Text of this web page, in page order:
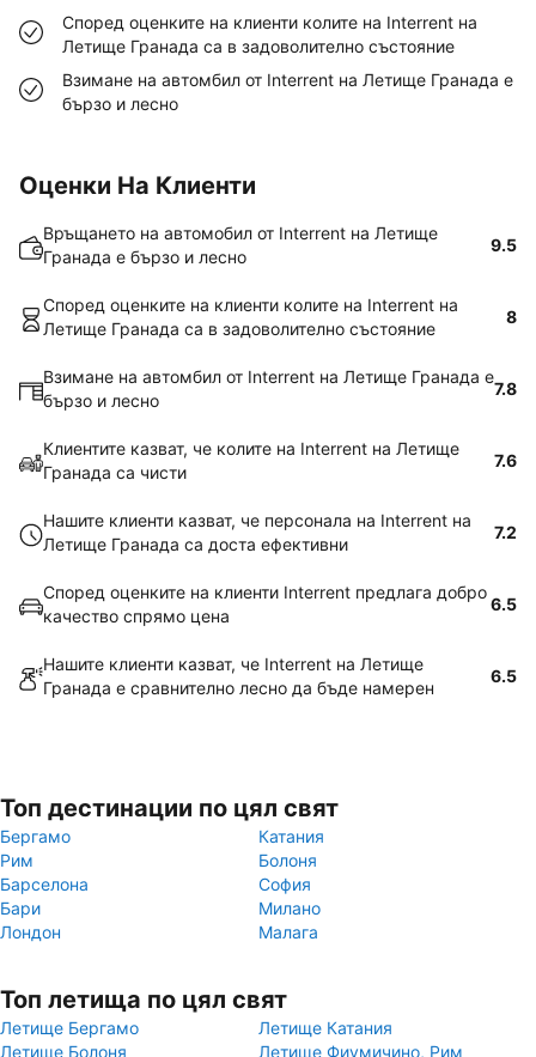
Според оценките на клиенти колите на Interrent на
Летище Гранада са в задоволително състояние
Взимане на автомбил от Interrent на Летище Гранада е
бързо и лесно
Оценки На Клиенти
Връщането на автомобил от Interrent на Летище
Гранада е бързо и лесно
9.5
Според оценките на клиенти колите на Interrent на
Летище Гранада са в задоволително състояние
8
Взимане на автомбил от Interrent на Летище Гранада е
бързо и лесно
7.8
Клиентите казват, че колите на Interrent на Летище
Гранада са чисти
7.6
Нашите клиенти казват, че персонала на Interrent на
Летище Гранада са доста ефективни
7.2
Според оценките на клиенти Interrent предлага добро
качество спрямо цена
6.5
Нашите клиенти казват, че Interrent на Летище
Гранада е сравнително лесно да бъде намерен
6.5
Топ дестинации по цял свят
Бергамо
Катания
Рим
Болоня
Барселона
София
Бари
Милано
Лондон
Малага
Топ летища по цял свят
Летище Бергамо
Летище Катания
Летище Болоня
Летище Фиумичино, Рим